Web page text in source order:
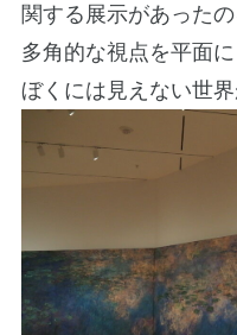
関する展示があった
多角的な視点を平面
ぼくには見えない世界